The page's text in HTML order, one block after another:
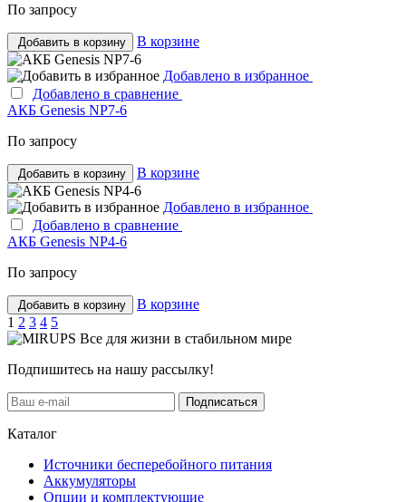
По запросу
Добавить в корзину В корзине
Добавлено в избранное
Добавлено в сравнение
АКБ Genesis NP7-6
По запросу
Добавить в корзину В корзине
Добавлено в избранное
Добавлено в сравнение
АКБ Genesis NP4-6
По запросу
Добавить в корзину
В корзине
1 2 3 4 5
Все для жизни в стабильном мире
Подпишитесь на нашу рассылку!
Подписаться
Каталог
Источники бесперебойного питания
Аккумуляторы
Опции и комплектующие